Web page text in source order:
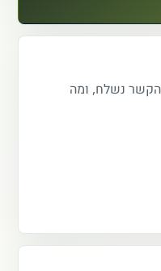
הקשר נשלח, ומה